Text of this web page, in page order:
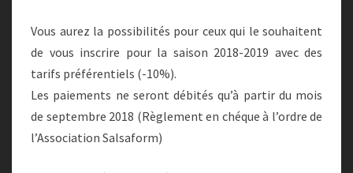
Vous aurez la possibilités pour ceux qui le souhaitent
de vous inscrire pour la saison 2018-2019 avec des
tarifs préférentiels (-10%).
Les paiements ne seront débités qu’à partir du mois
de septembre 2018 (Règlement en chéque à l’ordre de
l’Association Salsaform)